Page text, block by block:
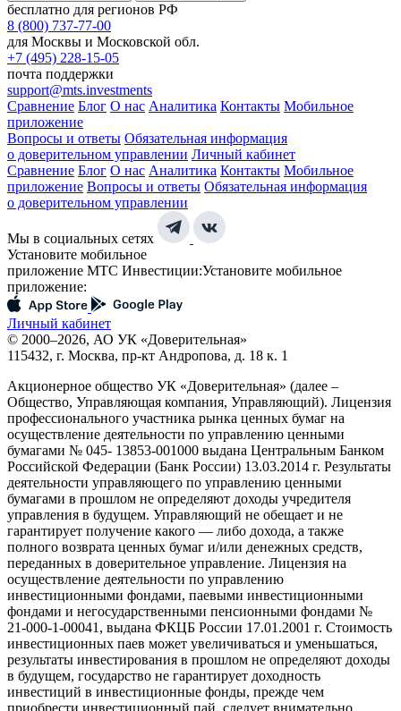
бесплатно для регионов РФ
8 (800) 737-77-00
для Москвы и Московской обл.
+7 (495) 228-15-05
почта поддержки
support@mts.investments
Сравнение Блог О нас Аналитика Контакты Мобильное
приложение
Вопросы и ответы Обязательная информация
о доверительном управлении Личный кабинет
Сравнение Блог О нас Аналитика Контакты Мобильное
приложение Вопросы и ответы Обязательная информация
о доверительном управлении
Мы в социальных сетях
Установите мобильное
приложение МТС Инвестиции:Установите мобильное
приложение:
Личный кабинет
© 2000–2026, АО УК «Доверительная»
115432, г. Москва, пр-кт Андропова, д. 18 к. 1
Акционерное общество УК «Доверительная» (далее –
Общество, Управляющая компания, Управляющий). Лицензия
профессионального участника рынка ценных бумаг на
осуществление деятельности по управлению ценными
бумагами № 045- 13853-001000 выдана Центральным Банком
Российской Федерации (Банк России) 13.03.2014 г. Результаты
деятельности управляющего по управлению ценными
бумагами в прошлом не определяют доходы учредителя
управления в будущем. Управляющий не обещает и не
гарантирует получение какого — либо дохода, а также
полного возврата ценных бумаг и/или денежных средств,
переданных в доверительное управление. Лицензия на
осуществление деятельности по управлению
инвестиционными фондами, паевыми инвестиционными
фондами и негосударственными пенсионными фондами №
21-000-1-00041, выдана ФКЦБ России 17.01.2001 г. Стоимость
инвестиционных паев может увеличиваться и уменьшаться,
результаты инвестирования в прошлом не определяют доходы
в будущем, государство не гарантирует доходность
инвестиций в инвестиционные фонды, прежде чем
приобрести инвестиционный пай, следует внимательно